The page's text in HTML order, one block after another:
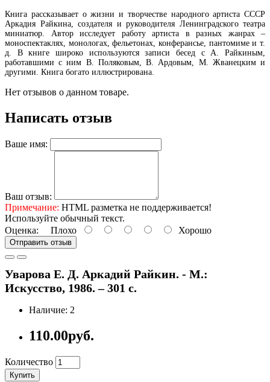
Книга рассказывает о жизни и творчестве народного артиста СССР
Аркадия Райкина, создателя и руководителя Ленинградского театра
миниатюр. Автор исследует работу артиста в разных жанрах –
моноспектаклях, монологах, фельетонах, конферансье, пантомиме и т.
д. В книге широко используются записи бесед с А. Райкиным,
работавшими с ним В. Поляковым, В. Ардовым, М. Жванецким и
другими. Книга богато иллюстрирована.
Нет отзывов о данном товаре.
Написать отзыв
Ваше имя:
Ваш отзыв:
Примечание: HTML разметка не поддерживается!
Используйте обычный текст.
Оценка: Плохо Хорошо
Отправить отзыв
Уварова Е. Д. Аркадий Райкин. - М.:
Искусство, 1986. – 301 с.
Наличие: 2
110.00руб.
Количество
Купить